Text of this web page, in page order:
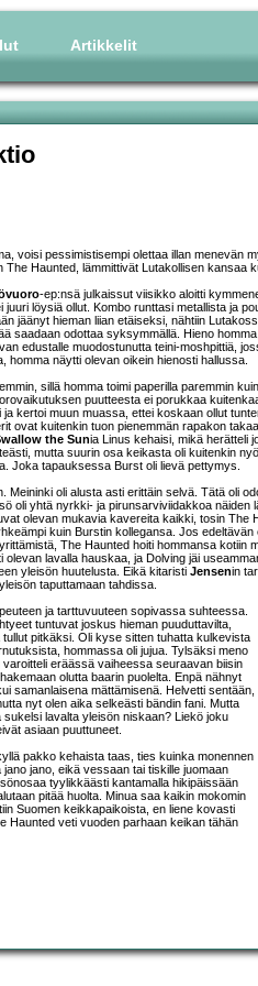
Artikkelit
voisi pessimistisempi olettaa illan menevän
Haunted, lämmittivät Lutakollisen kansaa
-ep:nsä julkaissut viisikko aloitti
löysiä ollut. Kombo runttasi metallista ja
jäänyt hieman liian etäiseksi, nähtiin
saadaan odottaa syksymmällä. Hieno
edustalle muodostunutta teini-moshpittiä,
homma näytti olevan oikein hienosti hallussa.
sillä homma toimi paperilla paremmin
puutteesta ei porukkaa
kertoi muun muassa, ettei koskaan ollut
ovat kuitenkin tuon pienemmän rapakon
the Sunia Linus kehaisi, mikä herätteli
mutta suurin osa keikasta oli kuitenkin
Joka tapauksessa Burst oli lievä pettymys.
Meininki oli alusta asti erittäin selvä. Tätä oli
oli yhtä nyrkki- ja pirunsarviviidakkoa näiden
olevan mukavia kavereita kaikki, tosin The
kuin Burstin kollegansa. Jos edeltävän
The Haunted hoiti hommansa kotiin
olevan lavalla hauskaa, ja Dolving jäi
yleisön huutelusta. Eikä kitaristi Jensenin
taputtamaan tahdissa.
ja tarttuvuuteen sopivassa suhteessa.
tuntuvat joskus hieman puuduttavilta,
pitkäksi. Oli kyse sitten tuhatta kulkevista
hommassa oli jujua. Tylsäksi meno
eräässä vaiheessa seuraavan biisin
olutta baarin puolelta. Enpä nähnyt
samanlaisena mättämisenä. Helvetti sentään,
nyt olen aika selkeästi bändin fani. Mutta
lavalta yleisön niskaan? Liekö joku
asiaan puuttuneet.
pakko kehaista taas, ties kuinka monennen
jano, eikä vessaan tai tiskille juomaan
tyylikkäästi kantamalla hikipäissään
pitää huolta. Minua saa kaikin mokomin
Suomen keikkapaikoista, en liene kovasti
Haunted veti vuoden parhaan keikan tähän